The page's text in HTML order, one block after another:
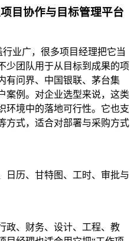
项目协作与目标管理平台
业广，很多项目经理把它当
少团队用于从目标到成果的项
有问界、中国银联、茅台集
案例。对企业选型来说，这类
环境中的落地可行性。它也支
方式，适合对部署与采购方式
日历、甘特图、工时、审批与
政、财务、设计、工程、教